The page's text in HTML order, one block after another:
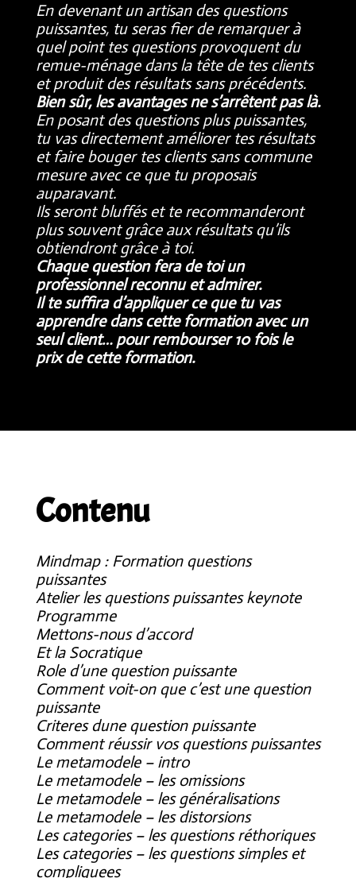
En devenant un artisan des questions
puissantes, tu seras fier de remarquer à
quel point tes questions provoquent du
remue-ménage dans la tête de tes clients
et produit des résultats sans précédents.
Bien sûr, les avantages ne s’arrêtent pas là.
En posant des questions plus puissantes,
tu vas directement améliorer tes résultats
et faire bouger tes clients sans commune
mesure avec ce que tu proposais
auparavant.
Ils seront bluffés et te recommanderont
plus souvent grâce aux résultats qu’ils
obtiendront grâce à toi.
Chaque question fera de toi un
professionnel reconnu et admirer.
Il te suffira d’appliquer ce que tu vas
apprendre dans cette formation avec un
seul client… pour rembourser 10 fois le
prix de cette formation.
Contenu
Mindmap : Formation questions
puissantes
Atelier les questions puissantes keynote
Programme
Mettons-nous d’accord
Et la Socratique
Role d’une question puissante
Comment voit-on que c’est une question
puissante
Criteres dune question puissante
Comment réussir vos questions puissantes
Le metamodele – intro
Le metamodele – les omissions
Le metamodele – les généralisations
Le metamodele – les distorsions
Les categories – les questions réthoriques
Les categories – les questions simples et
compliquees